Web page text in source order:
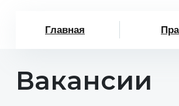
Главная
Вакансии